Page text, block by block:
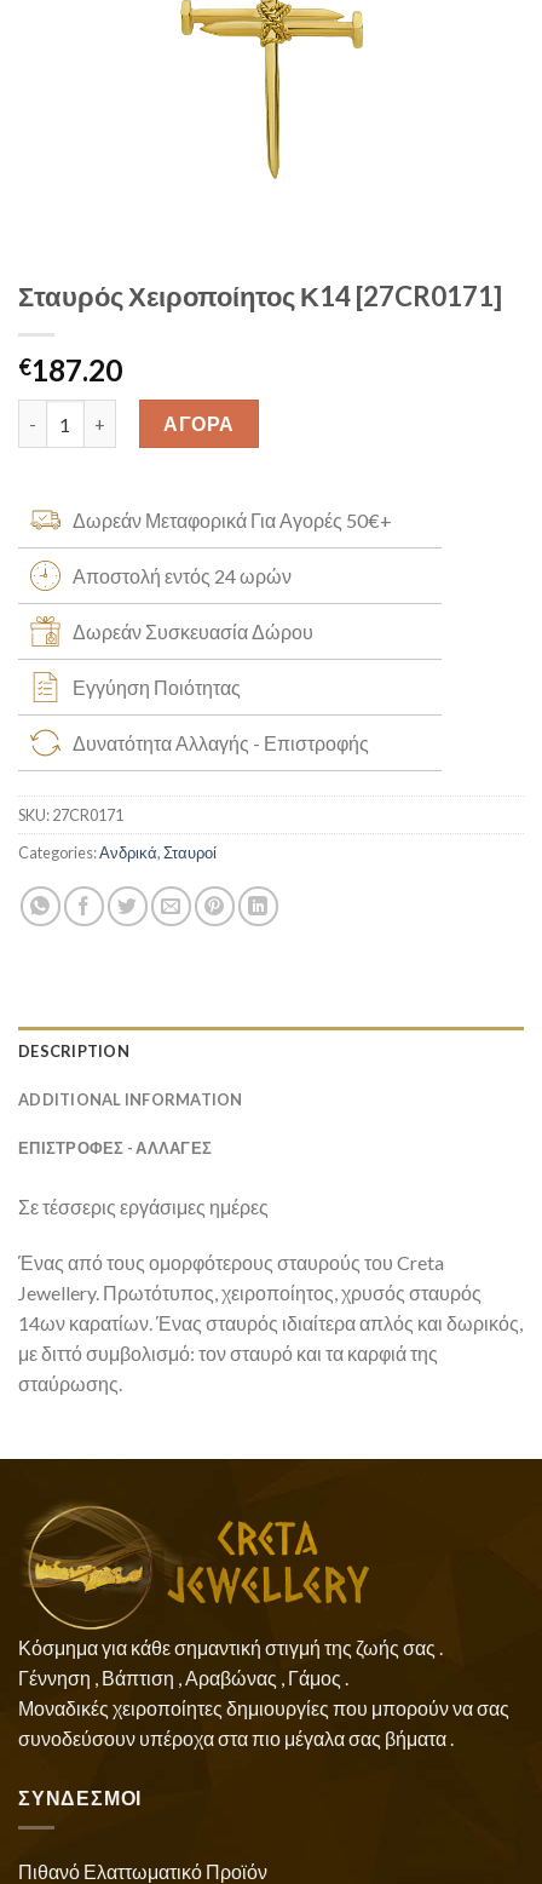
Σταυρός Χειροποίητος Κ14 [27CR0171]
€187.20
Σταυρός Χειροποίητος Κ14 [27CR0171] quantity
ΑΓΟΡΑ
Δωρεάν Μεταφορικά Για Αγορές 50€+
Αποστολή εντός 24 ωρών
Δωρεάν Συσκευασία Δώρου
Εγγύηση Ποιότητας
Δυνατότητα Αλλαγής - Επιστροφής
SKU:27CR0171
Categories:Ανδρικά,Σταυροί
DESCRIPTION
ADDITIONAL INFORMATION
ΕΠΙΣΤΡΟΦΕΣ - ΑΛΛΑΓΕΣ
Σε τέσσερις εργάσιμες ημέρες
Ένας από τους ομορφότερους σταυρούς του Creta
Jewellery. Πρωτότυπος, χειροποίητος, χρυσός σταυρός
14ων καρατίων. Ένας σταυρός ιδιαίτερα απλός και δωρικός,
με διττό συμβολισμό: τον σταυρό και τα καρφιά της
σταύρωσης.
Κόσμημα για κάθε σημαντική στιγμή της ζωής σας .
Γέννηση , Βάπτιση , Αραβώνας , Γάμος .
Μοναδικές χειροποίητες δημιουργίες που μπορούν να σας
συνοδεύσουν υπέροχα στα πιο μέγαλα σας βήματα .
ΣΥΝΔΕΣΜΟΙ
Πιθανό Ελαττωματικό Προϊόν